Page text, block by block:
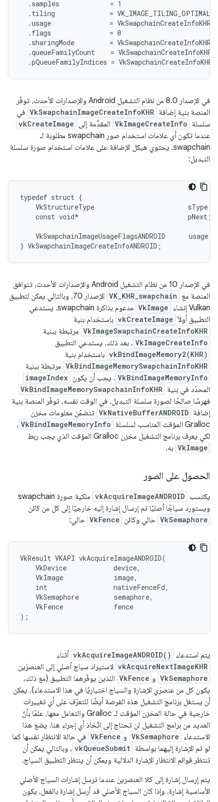
  .samples             = 1
  .tiling              = VK_IMAGE_TILING_OPTIMAL
.usage               =
  .flags               = 0
.sharingMode         =
.queueFamilyCount    =
في الإصدار 8.0 من نظام التشغيل Android والإصدارات الأحدث، توفّر
المنصة بنية إضافة VkSwapchainImageCreateInfoKHR في
سلسلة VkImageCreateInfo المقدَّمة إلى vkCreateImage
عندما تكون أي علامات استخدام صور swapchain مطلوبة لـ
swapchain. يحتوي هيكل الإضافة على علامات استخدام صورة سلسلة
التبديل:
typedef struct {
VkStructureType
    const void*                            pNext;
    VkSwapchainImageUsageFlagsANDROID      usage;
في الإصدار 10 من نظام التشغيل Android والإصدارات الأحدث، تتوافق
المنصة مع VK_KHR_swapchain
الإصدار 70، وبالتالي يمكن لتطبيق
Vulkan إنشاء
VkImage
مدعوم بذاكرة swapchain. يستدعي
التطبيق أولاً vkCreateImage باستخدام بنية
VkImageSwapchainCreateInfoKHR مرتبطة ببنية
VkImageCreateInfo . بعد ذلك، يستدعي التطبيق
vkBindImageMemory2(KHR) باستخدام بنية
VkBindImageMemorySwapchainInfoKHR مرتبطة ببنية
VkBindImageMemoryInfo . يجب أن يكون imageIndex
المحدّد في بنية VkBindImageMemorySwapchainInfoKHR
فهرسًا صالحًا لصورة سلسلة التبديل. في الوقت نفسه، توفّر المنصة بنية
إضافة VkNativeBufferANDROID تتضمّن معلومات مخزن
Gralloc المؤقت المناسب لسلسلة
VkBindImageMemoryInfo ،
لكي يعرف برنامج التشغيل مخزن Gralloc المؤقت الذي يجب ربط
VkImage به.
الحصول على الصور
يكتسب vkAcquireImageANDROID
ملكية صورة swapchain
ويستورد سياجًا أصليًا تم إرسال إشارة إليه خارجيًا إلى كل من كائن
VkSemaphore حالي وكائن VkFence حالي:
VkResult VKAPI vkAcquireImageANDROID(
    VkDevice            device,
    VkImage             image,
    int                 nativeFenceFd,
    VkSemaphore         semaphore,
    VkFence             fence
يتم استدعاء vkAcquireImageANDROID() أثناء
vkAcquireNextImageKHR لاستيراد سياج أصلي إلى العنصرَين
VkSemaphore و VkFence اللذين يوفّرهما التطبيق (مع ذلك،
يكون كل من عنصرَي الإشارة والسياج اختياريًا في هذا الاستدعاء). يمكن
أن يستغل برنامج التشغيل هذه الفرصة أيضًا للتعرّف على أي تغييرات
خارجية في حالة المخزن المؤقت لـ Gralloc والتعامل معها، علمًا بأنّ
العديد من برامج التشغيل لن تحتاج إلى اتّخاذ أي إجراء هنا. يضع هذا
الاستدعاء VkSemaphore و VkFence في حالة الانتظار نفسها كما
لو تم الإشارة إليهما بواسطة vkQueueSubmit ، وبالتالي يمكن أن
تنتظر قوائم الانتظار الإشارة الدلالية ويمكن أن ينتظر التطبيق السياج.
يتم إرسال إشارة إلى كلا العنصرين عندما ترسل إشارات السياج الأصلي
الأساسية إشارة، وإذا كان السياج الأصلي قد أرسل إشارة بالفعل، يكون